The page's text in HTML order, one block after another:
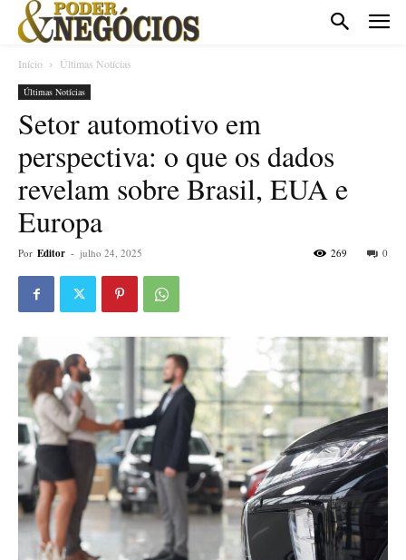
Início Últimas Notícias
Últimas Notícias
Setor automotivo em
perspectiva: o que os dados
revelam sobre Brasil, EUA e
Europa
Por Editor - julho 24, 2025 0
269